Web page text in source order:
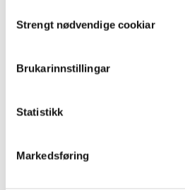
Selection
Strengt nødvendige cookiar
Brukarinnstillingar
Statistikk
Markedsføring
Semester: 5
MAT151